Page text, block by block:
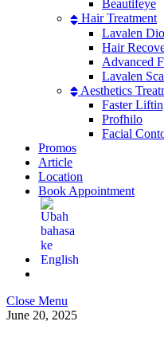
Beautifeye
Hair Treatment
Lavalen
Hair
Advanced
Lavalen
Aesthetics
Faster
Profhilo
Facial
Promos
Article
Location
Book Appointment
Close Menu
June 20, 2025